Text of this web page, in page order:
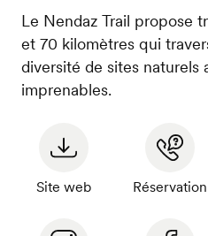
Le Nendaz Trail propose
et 70 kilomètres qui
diversité de sites naturels
imprenables.
Site web Réservation